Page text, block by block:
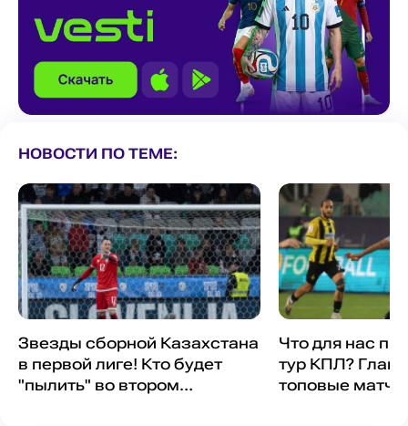
НОВОСТИ ПО ТЕМЕ:
Звезды сборной Казахстана
в первой лиге! Кто будет
"пылить" во втором
Что для нас
тур КПЛ?
топовые